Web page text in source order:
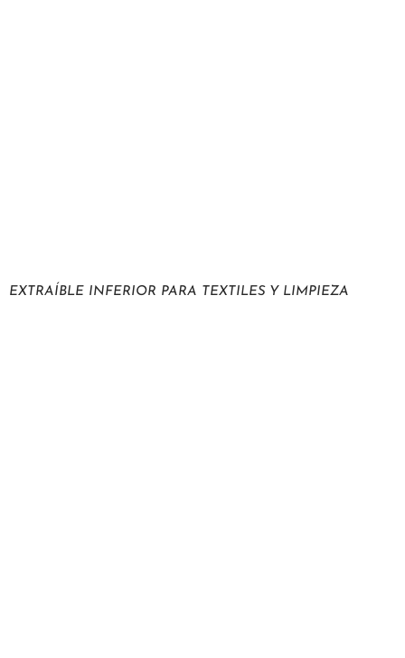
EXTRAÍBLE INFERIOR PARA TEXTILES Y LIMPIEZA